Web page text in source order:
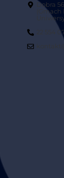
Dobra
22 554